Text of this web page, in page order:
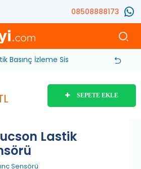
08508888173
Basınç İzleme Sistemleri Lastik
SEPETE EKLE
Lastik
Sensörü